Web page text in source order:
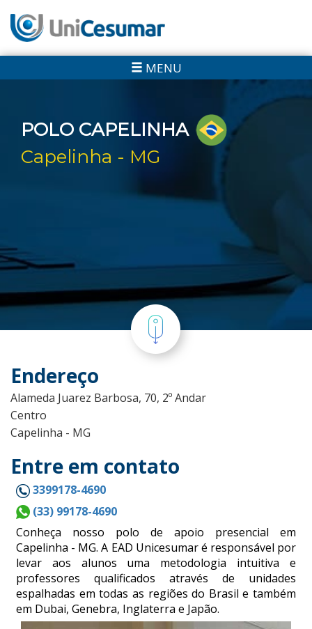
MENU
POLO CAPELINHA
Capelinha - MG
Endereço
Alameda Juarez Barbosa, 70, 2º Andar
Centro
Capelinha - MG
Entre em contato
3399178-4690
(33) 99178-4690
Conheça nosso polo de apoio presencial em
Capelinha - MG. A EAD Unicesumar é responsável por
levar aos alunos uma metodologia intuitiva e
professores qualificados através de unidades
espalhadas em todas as regiões do Brasil e também
em Dubai, Genebra, Inglaterra e Japão.